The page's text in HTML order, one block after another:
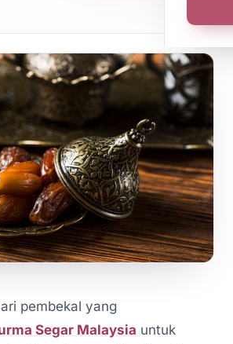
pembekal yang
Segar Malaysia untuk